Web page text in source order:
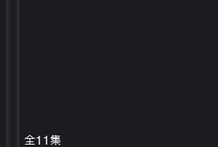
全11集